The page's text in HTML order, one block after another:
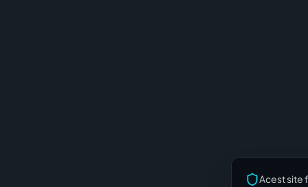
Acest site